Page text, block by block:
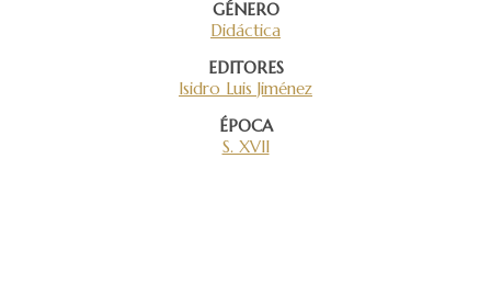
GÉNERO
Didáctica
EDITORES
Isidro Luis Jiménez
ÉPOCA
S. XVII